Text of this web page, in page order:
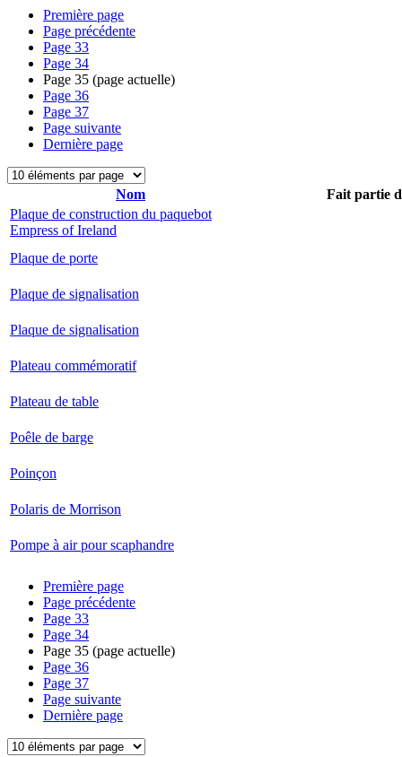
Première page
Page précédente
Page 33
Page 34
Page 35 (page actuelle)
Page 36
Page 37
Page suivante
Dernière page
Nom
Fait partie
Plaque de construction du paquebot
Empress of Ireland
Plaque de porte
Plaque de signalisation
Plaque de signalisation
Plateau commémoratif
Plateau de table
Poêle de barge
Poinçon
Polaris de Morrison
Pompe à air pour scaphandre
Première page
Page précédente
Page 33
Page 34
Page 35 (page actuelle)
Page 36
Page 37
Page suivante
Dernière page